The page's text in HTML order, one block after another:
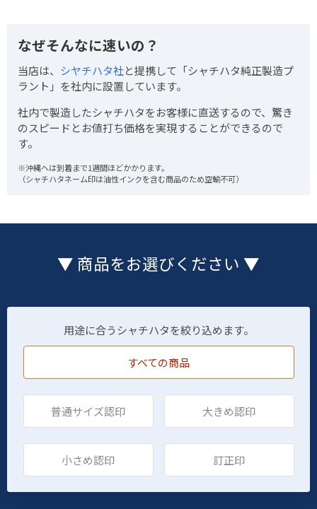
なぜそんなに速いの？
当店は、 シヤチハタ社と提携して「シャチハタ純正製造プ
ラント」を社内に設置しています。
社内で製造したシャチハタをお客様に直送するので、驚き
のスピードとお値打ち価格を実現することができるので
す。
※沖縄へは到着まで1週間ほどかかります。
（シャチハタネーム印は油性インクを含む商品のため空輸不可）
▼ 商品をお選びください ▼
用途に合うシャチハタを絞り込めます。
すべての商品
普通サイズ認印 大きめ認印
小さめ認印 訂正印